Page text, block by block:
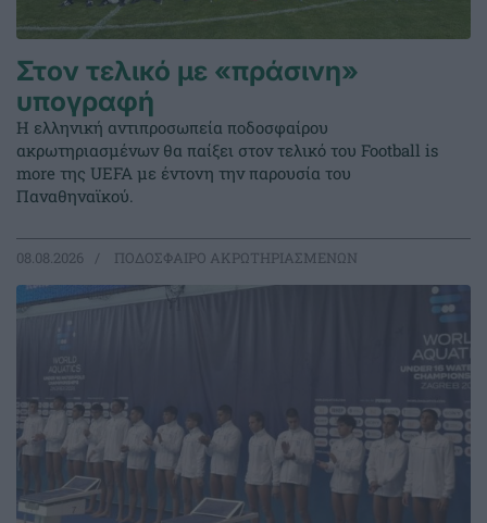
Στον τελικό με «πράσινη»
υπογραφή
Η ελληνική αντιπροσωπεία ποδοσφαίρου
ακρωτηριασμένων θα παίξει στον τελικό του Football is
more της UEFA με έντονη την παρουσία του
Παναθηναϊκού.
08.08.2026 ΠΟΔΟΣΦΑΙΡΟ ΑΚΡΩΤΗΡΙΑΣΜΕΝΩΝ